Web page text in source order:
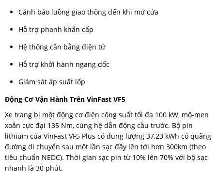
Cảnh báo luồng giao thông đến khi mở cửa
Hỗ trợ phanh khẩn cấp
Hệ thống cân bằng điện tử
Hỗ trợ khởi hành ngang dốc
Giám sát áp suất lốp
Động Cơ Vận Hành Trên VinFast VF5
Xe trang bị một động cơ điện công suất tối đa 100 kW, mô-men
xoắn cực đại 135 Nm, cùng hệ dẫn động cầu trước. Bộ pin
lithium của VinFast VF5 Plus có dung lượng 37,23 kWh có quãng
đường di chuyển sau một lần sạc đầy lên tới hơn 300km (theo
tiêu chuẩn NEDC). Thời gian sạc pin từ 10% lên 70% với bộ sạc
nhanh là 30 phút.